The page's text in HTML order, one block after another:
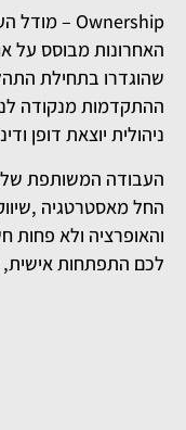
האחרונות מבוסס על
שהוגדרו בתחילת
ההתקדמות מנקודה
ניהולית יוצאת דופן
העבודה המשותפת
החל מאסטרטגיה
והאופרציה ולא
לכם התפתחות אישית,